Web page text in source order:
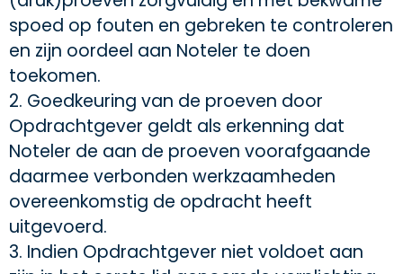
spoed op fouten en gebreken te controleren
en zijn oordeel aan Noteler te doen
toekomen.
2. Goedkeuring van de proeven door
Opdrachtgever geldt als erkenning dat
Noteler de aan de proeven voorafgaande
daarmee verbonden werkzaamheden
overeenkomstig de opdracht heeft
uitgevoerd.
3. Indien Opdrachtgever niet voldoet aan